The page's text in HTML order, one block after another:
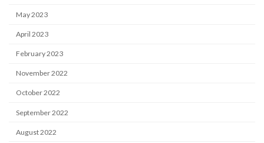
May 2023
April 2023
February 2023
November 2022
October 2022
September 2022
August 2022